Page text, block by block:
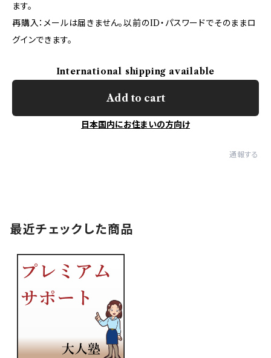
ます。
再購入：メールは届きません。以前のID・パスワードでそのままロ
グインできます。
International shipping available
Add to cart
日本国内にお住まいの方向け
通報する
最近チェックした商品